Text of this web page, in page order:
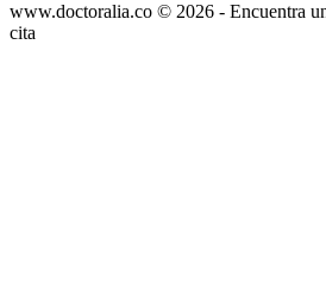
www.doctoralia.co © 2026 - Encuentra
cita